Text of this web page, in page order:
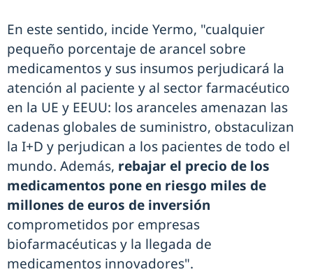
En este sentido, incide Yermo, "cualquier
pequeño porcentaje de arancel sobre
medicamentos y sus insumos perjudicará la
atención al paciente y al sector farmacéutico
en la UE y EEUU: los aranceles amenazan las
cadenas globales de suministro, obstaculizan
la I+D y perjudican a los pacientes de todo el
mundo. Además, rebajar el precio de los
medicamentos pone en riesgo miles de
millones de euros de inversión
comprometidos por empresas
biofarmacéuticas y la llegada de
medicamentos innovadores".